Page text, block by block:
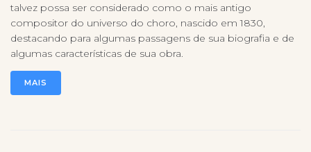
talvez possa ser considerado como o mais antigo
compositor do universo do choro, nascido em 1830,
destacando para algumas passagens de sua biografia e de
algumas características de sua obra.
MAIS